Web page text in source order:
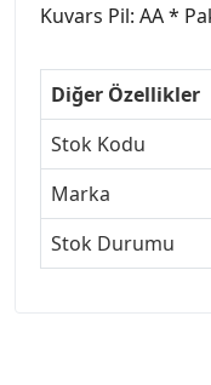
Kuvars Pil: AA *
Diğer Özellikler
Stok Kodu
Marka
Stok Durumu